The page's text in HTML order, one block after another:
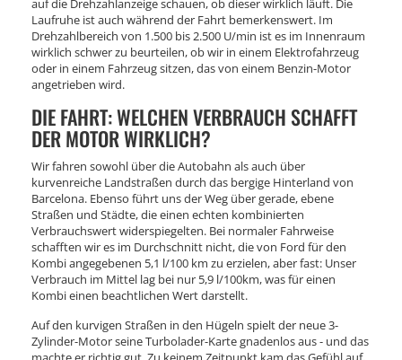
auf die Drehzahlanzeige schauen, ob dieser wirklich läuft. Die
Laufruhe ist auch während der Fahrt bemerkenswert. Im
Drehzahlbereich von 1.500 bis 2.500 U/min ist es im Innenraum
wirklich schwer zu beurteilen, ob wir in einem Elektrofahrzeug
oder in einem Fahrzeug sitzen, das von einem Benzin-Motor
angetrieben wird.
DIE FAHRT: WELCHEN VERBRAUCH SCHAFFT
DER MOTOR WIRKLICH?
Wir fahren sowohl über die Autobahn als auch über
kurvenreiche Landstraßen durch das bergige Hinterland von
Barcelona. Ebenso führt uns der Weg über gerade, ebene
Straßen und Städte, die einen echten kombinierten
Verbrauchswert widerspiegelten. Bei normaler Fahrweise
schafften wir es im Durchschnitt nicht, die von Ford für den
Kombi angegebenen 5,1 l/100 km zu erzielen, aber fast: Unser
Verbrauch im Mittel lag bei nur 5,9 l/100km, was für einen
Kombi einen beachtlichen Wert darstellt.
Auf den kurvigen Straßen in den Hügeln spielt der neue 3-
Zylinder-Motor seine Turbolader-Karte gnadenlos aus - und das